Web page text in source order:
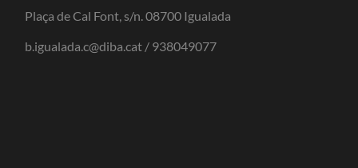
Plaça de Cal Font, s/n. 08700 Igualada
b.igualada.c@diba.cat / 938049077